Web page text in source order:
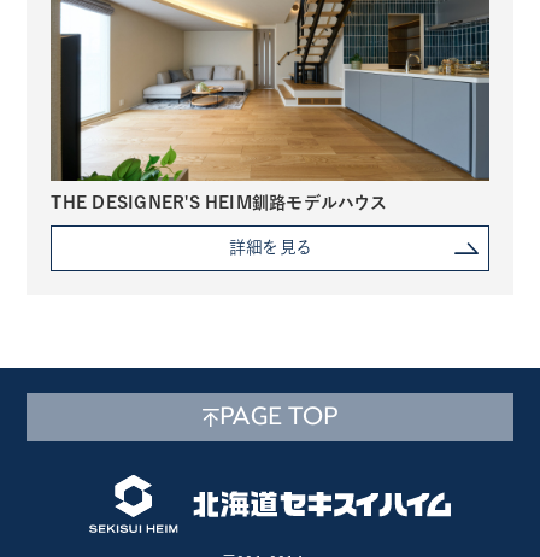
THE DESIGNER'S HEIM釧路モデルハウス
詳細を見る
PAGE TOP